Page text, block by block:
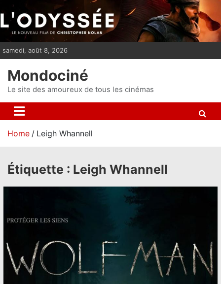
i
p
n
t
samedi, août 8, 2026
Mondociné
Le site des amoureux de tous les cinémas
Home Leigh Whannell
Étiquette : Leigh Whannell